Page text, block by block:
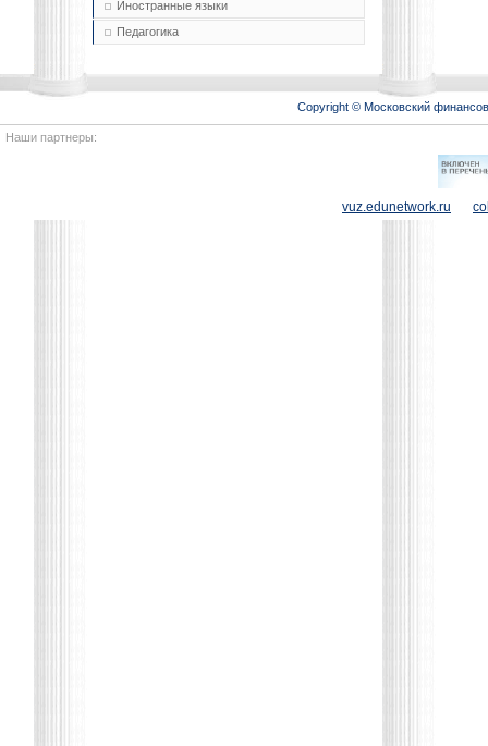
Иностранные языки
Педагогика
Copyright © Московский
Наши партнеры:
vuz.edunetwork.ru